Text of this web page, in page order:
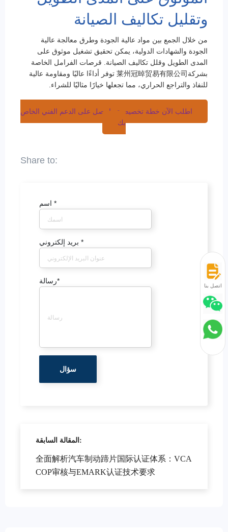
وتقليل تكاليف الصيانة
من خلال الجمع بين مواد عالية الجودة وطرق معالجة عالية
الجودة والشهادات الدولية، يمكن تحقيق تشغيل موثوق على
المدى الطويل وقلل تكاليف الصيانة. قرصات الفرامل الخاصة
بشركة莱州冠晫贸易有限公司 توفر أداءًا عاليًا ومقاومة عالية
للنفاذ والتراجع الحراري، مما تجعلها خيارًا مثاليًا للشراء.
اطلب الآن خطة تخصيصية واحصل على الدعم الفني الخاص
بك
*
*
رسالة*
المقالة السابقة:
全面解析汽车制动蹄片国际认证体系：VCA
COP审核与EMARK认证技术要求
اتصل بنا